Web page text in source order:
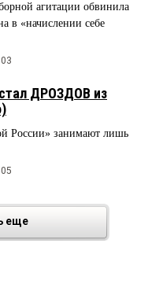
агитации обвинила
в «начислении себе
ДРОЗДОВ из
России» занимают лишь
еще